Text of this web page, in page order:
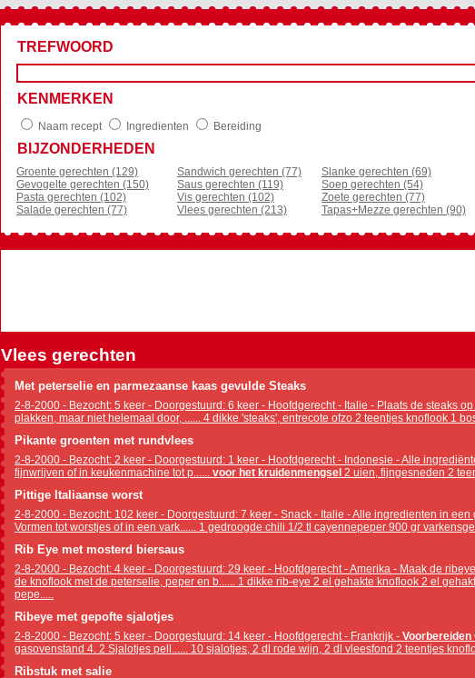
TREFWOORD
KENMERKEN
Naam recept Ingredienten Bereiding
BIJZONDERHEDEN
Groente gerechten (129)
Gevogelte gerechten (150)
Pasta gerechten (102)
Salade gerechten (77)
Sandwich gerechten (77)
Saus gerechten (119)
Vis gerechten (102)
Vlees gerechten (213)
Slanke gerechten (69)
Soep gerechten (54)
Zoete gerechten (77)
Tapas+Mezze gerechten (90)
Vlees gerechten
Met peterselie en parmezaanse kaas gevulde Steaks
2-8-2000 - Bezocht: 5 keer - Doorgestuurd: 6 keer - Hoofdgerecht - Italie - Plaats de steaks
plakken, maar niet helemaal door, ...... 4 dikke 'steaks', entrecote ofzo 2 teentjes knoflook 1
Pikante groenten met rundvlees
2-8-2000 - Bezocht: 2 keer - Doorgestuurd: 1 keer - Hoofdgerecht - Indonesie - Alle
fijnwrijven of in keukenmachine tot p...... voor het kruidenmengsel 2 uien, fijngesneden 2
Pittige Italiaanse worst
2-8-2000 - Bezocht: 102 keer - Doorgestuurd: 7 keer - Snack - Italie - Alle ingredienten in
Vormen tot worstjes of in een vark...... 1 gedroogde chili 1/2 tl cayennepeper 900 gr
Rib Eye met mosterd biersaus
2-8-2000 - Bezocht: 4 keer - Doorgestuurd: 29 keer - Hoofdgerecht - Amerika - Maak de
de knoflook met de peterselie, peper en b...... 1 dikke rib-eye 2 el gehakte knoflook 2 el
pepe.....
Ribeye met gepofte sjalotjes
2-8-2000 - Bezocht: 5 keer - Doorgestuurd: 14 keer - Hoofdgerecht - Frankrijk - Voorbereiden
gasovenstand 4. 2 Sjalotjes pell...... 10 sjalotjes, 2 dl rode wijn, 2 dl vleesfond 2 teentjes
Ribstuk met salie